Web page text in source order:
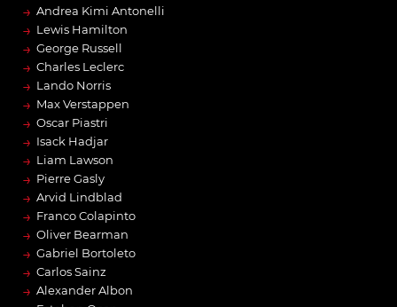
→ Andrea Kimi Antonelli
→ Lewis Hamilton
→ George Russell
→ Charles Leclerc
→ Lando Norris
→ Max Verstappen
→ Oscar Piastri
→ Isack Hadjar
→ Liam Lawson
→ Pierre Gasly
→ Arvid Lindblad
→ Franco Colapinto
→ Oliver Bearman
→ Gabriel Bortoleto
→ Carlos Sainz
→ Alexander Albon